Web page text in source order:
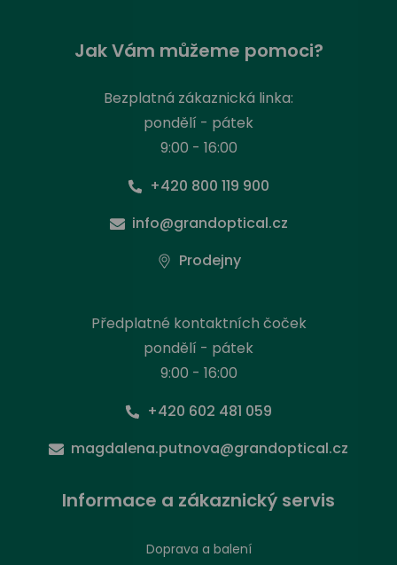
Jak Vám můžeme pomoci?
Bezplatná zákaznická linka:
pondělí - pátek
9:00 - 16:00
+420 800 119 900
info@grandoptical.cz
Prodejny
Předplatné kontaktních čoček
pondělí - pátek
9:00 - 16:00
+420 602 481 059
magdalena.putnova@grandoptical.cz
Informace a zákaznický servis
Doprava a balení